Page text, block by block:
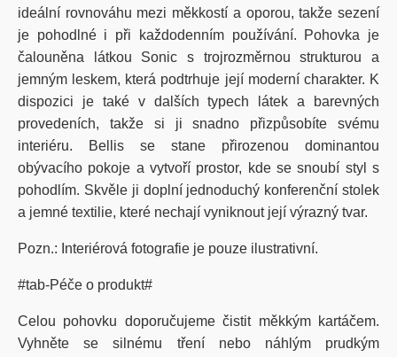
ideální rovnováhu mezi měkkostí a oporou, takže sezení
je pohodlné i při každodenním používání. Pohovka je
čalouněna látkou Sonic s trojrozměrnou strukturou a
jemným leskem, která podtrhuje její moderní charakter. K
dispozici je také v dalších typech látek a barevných
provedeních, takže si ji snadno přizpůsobíte svému
interiéru. Bellis se stane přirozenou dominantou
obývacího pokoje a vytvoří prostor, kde se snoubí styl s
pohodlím. Skvěle ji doplní jednoduchý konferenční stolek
a jemné textilie, které nechají vyniknout její výrazný tvar.
Pozn.: Interiérová fotografie je pouze ilustrativní.
#tab-Péče o produkt#
Celou pohovku doporučujeme čistit měkkým kartáčem.
Vyhněte se silnému tření nebo náhlým prudkým